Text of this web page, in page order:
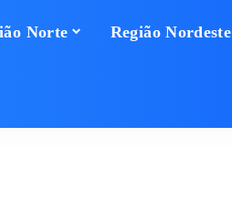
Norte Região Nordeste